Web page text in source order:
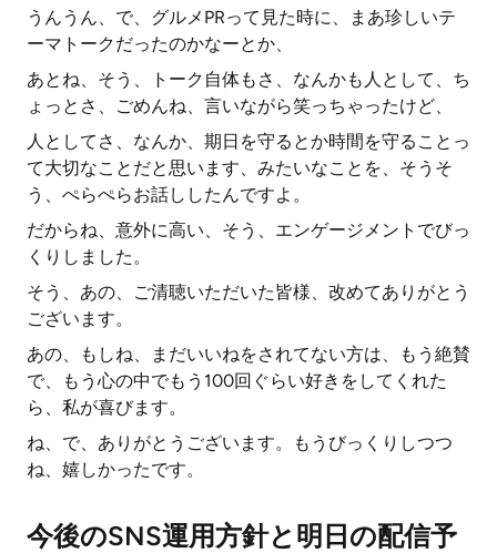
うんうん、で、グルメPRって見た時に、まあ珍しいテ
ーマトークだったのかなーとか、
あとね、そう、トーク自体もさ、なんかも人として、ち
ょっとさ、ごめんね、言いながら笑っちゃったけど、
人としてさ、なんか、期日を守るとか時間を守ることっ
て大切なことだと思います、みたいなことを、そうそ
う、ぺらぺらお話ししたんですよ。
だからね、意外に高い、そう、エンゲージメントでびっ
くりしました。
そう、あの、ご清聴いただいた皆様、改めてありがとう
ございます。
あの、もしね、まだいいねをされてない方は、もう絶賛
で、もう心の中でもう100回ぐらい好きをしてくれた
ら、私が喜びます。
ね、で、ありがとうございます。もうびっくりしつつ
ね、嬉しかったです。
今後のSNS運用方針と明日の配信予